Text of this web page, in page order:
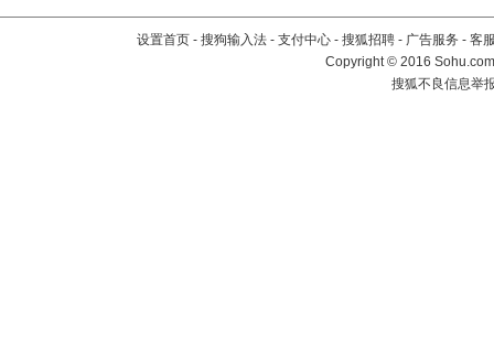
设置首页 - 搜狗输入法 - 支付中心 - 搜狐招聘 - 广告服务 - 客
Copyright©2016
搜狐不良信息举